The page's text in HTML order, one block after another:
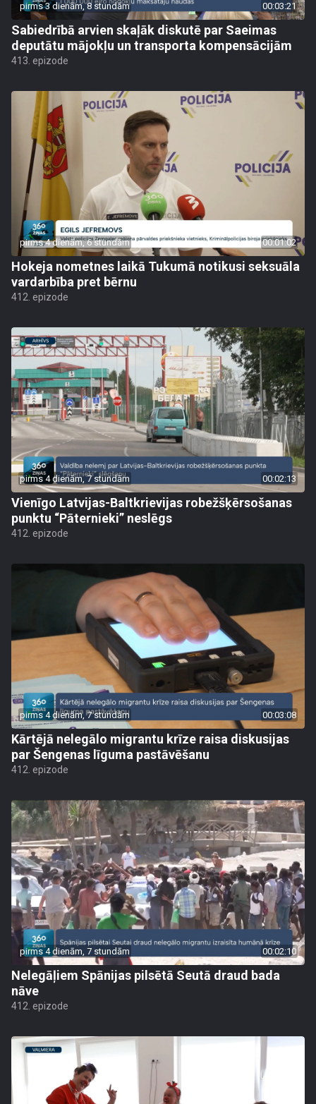
pirms 3 dienām, 8 stundām 00:03:21
Sabiedrībā arvien skaļāk diskutē par Saeimas
deputātu mājokļu un transporta kompensācijām
413. epizode
pirms 4 dienām, 6 stundām 00:01:02
Hokeja nometnes laikā Tukumā notikusi seksuāla
vardarbība pret bērnu
412. epizode
pirms 4 dienām, 7 stundām 00:02:13
Vienīgo Latvijas-Baltkrievijas robežšķērsošanas
punktu “Pāternieki” neslēgs
412. epizode
pirms 4 dienām, 7 stundām 00:03:08
Kārtējā nelegālo migrantu krīze raisa diskusijas
par Šengenas līguma pastāvēšanu
412. epizode
pirms 4 dienām, 7 stundām 00:02:10
Nelegāļiem Spānijas pilsētā Seutā draud bada
nāve
412. epizode